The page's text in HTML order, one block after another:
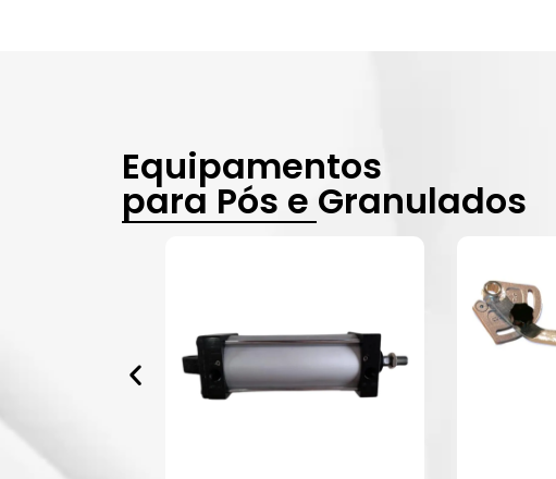
Equipamentos
para Pós e Granulados